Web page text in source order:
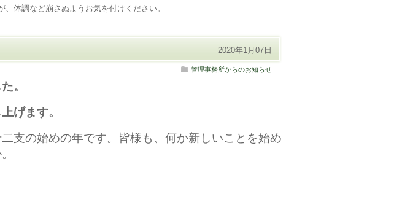
体調など崩さぬようお気を付けください。
2020年1月07日
管理事務所からのお知らせ
。
げます。
支の始めの年です。皆様も、何か新しいことを始め